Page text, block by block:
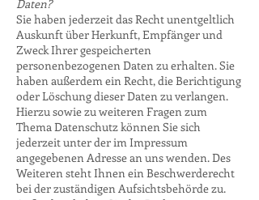
Daten?
Sie haben jederzeit das Recht unentgeltlich
Auskunft über Herkunft, Empfänger und
Zweck Ihrer gespeicherten
personenbezogenen Daten zu erhalten. Sie
haben außerdem ein Recht, die Berichtigung
oder Löschung dieser Daten zu verlangen.
Hierzu sowie zu weiteren Fragen zum
Thema Datenschutz können Sie sich
jederzeit unter der im Impressum
angegebenen Adresse an uns wenden. Des
Weiteren steht Ihnen ein Beschwerderecht
bei der zuständigen Aufsichtsbehörde zu.